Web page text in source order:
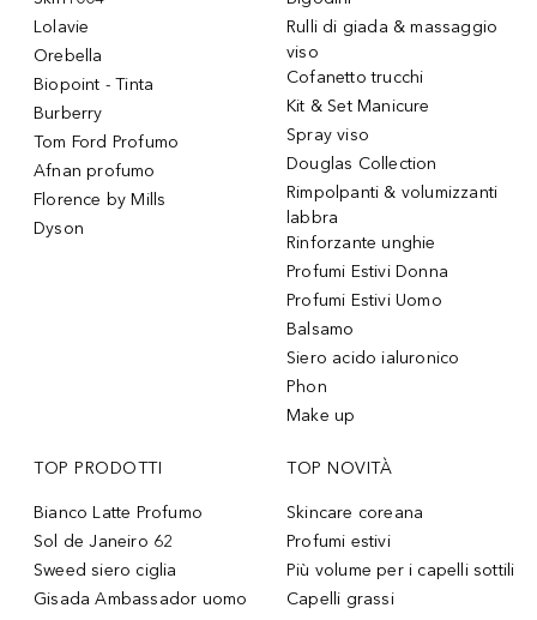
Lolavie
Orebella
Biopoint - Tinta
Burberry
Tom Ford Profumo
Afnan profumo
Florence by Mills
Dyson
Rulli di giada & massaggio
viso
Cofanetto trucchi
Kit & Set Manicure
Spray viso
Douglas Collection
Rimpolpanti & volumizzanti
labbra
Rinforzante unghie
Profumi Estivi Donna
Profumi Estivi Uomo
Balsamo
Siero acido ialuronico
Phon
Make up
TOP PRODOTTI
Bianco Latte Profumo
Sol de Janeiro 62
Sweed siero ciglia
Gisada Ambassador uomo
TOP NOVITÀ
Skincare coreana
Profumi estivi
Più volume per i capelli sottili
Capelli grassi